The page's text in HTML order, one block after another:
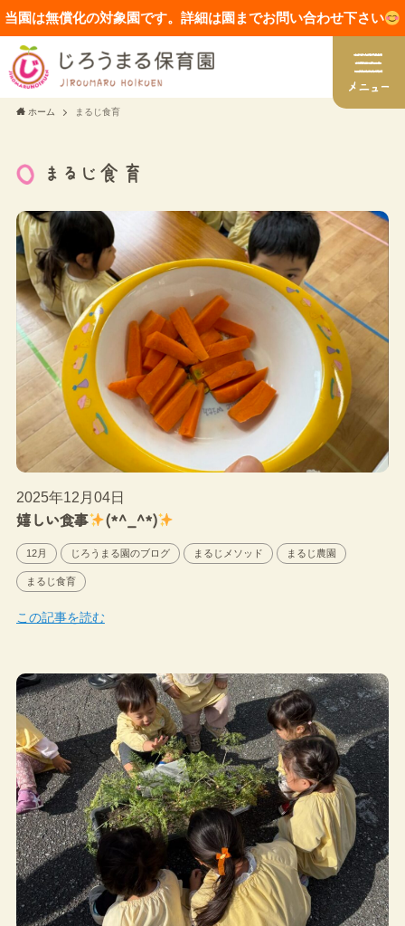
当園は無償化の対象園です。詳細は園までお問い合わせ下さい
ホーム まるじ食育
まるじ食育
2025年12月04日
嬉しい食事 (*^_^*)
12月 じろうまる園のブログ まるじメソッド まるじ農園
まるじ食育
この記事を読む